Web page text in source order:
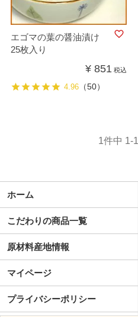
エゴマの葉の醤油漬け
25枚入り
¥ 851 税込
4.96（50）
1件中 1-1
ホーム
こだわりの商品一覧
原材料産地情報
マイページ
プライバシーポリシー